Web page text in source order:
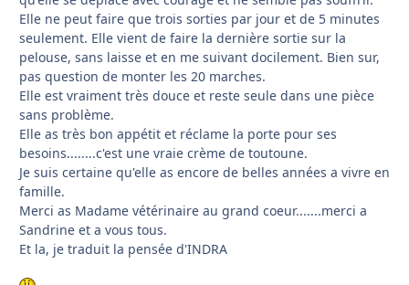
Elle ne peut faire que trois sorties par jour et de 5 minutes
seulement. Elle vient de faire la dernière sortie sur la
pelouse, sans laisse et en me suivant docilement. Bien sur,
pas question de monter les 20 marches.
Elle est vraiment très douce et reste seule dans une pièce
sans problème.
Elle as très bon appétit et réclame la porte pour ses
besoins........c'est une vraie crème de toutoune.
Je suis certaine qu'elle as encore de belles années a vivre en
famille.
Merci as Madame vétérinaire au grand coeur.......merci a
Sandrine et a vous tous.
Et la, je traduit la pensée d'INDRA